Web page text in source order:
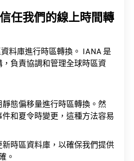
任我們的線上時間轉
料庫進行時區轉換。 IANA 是
負責協調和管理全球時區資
態偏移量進行時區轉換。然
和夏令時變更，這種方法容易
時區資料庫，以確保我們提供
。